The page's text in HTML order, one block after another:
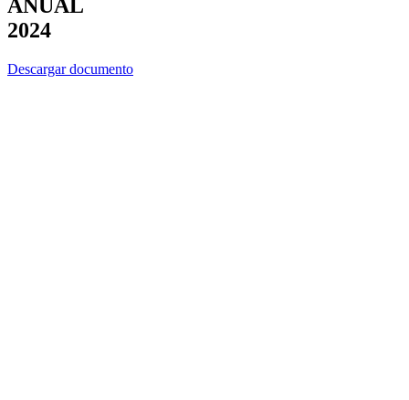
ANUAL
2024
Descargar documento